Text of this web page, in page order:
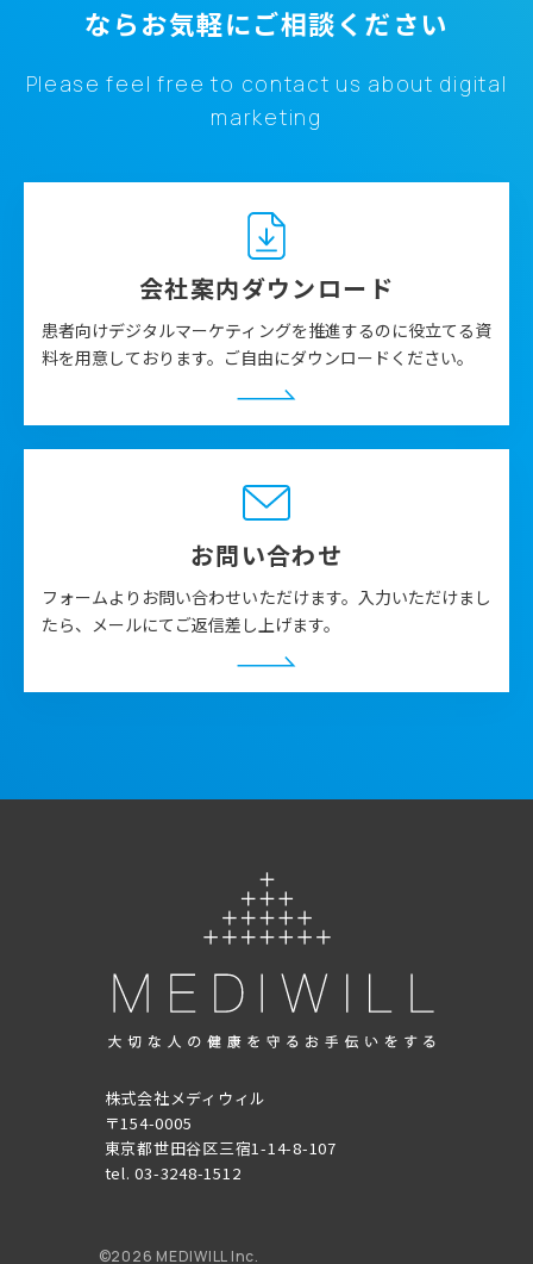
ならお気軽にご相談ください
Please feel free to contact us about digital
marketing
会社案内ダウンロード
患者向けデジタルマーケティングを推進するのに役立てる資
料を用意しております。ご自由にダウンロードください。
お問い合わせ
フォームよりお問い合わせいただけます。入力いただけまし
たら、メールにてご返信差し上げます。
株式会社メディウィル
〒154-0005
東京都世田谷区三宿1-14-8-107
tel. 03-3248-1512
©2026 MEDIWILL Inc.